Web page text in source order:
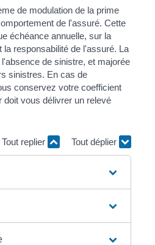
de modulation de la prime
de l'assuré. Cette
échéance annuelle, sur la
responsabilité de l'assuré. La
de sinistre, et majorée
sinistres. En cas de
conservez votre coefficient
vous délivrer un relevé
Tout replier Tout déplier